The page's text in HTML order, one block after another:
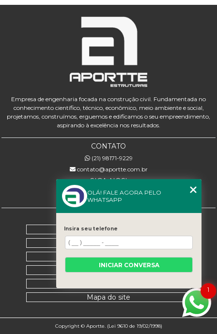
Empresa de engenharia focada na construção civil. Fundamentada no
conhecimento científico, técnico, econômico, meio ambiente e social,
projetamos, construímos, erguemos e edificamos o seu empreendimento,
aspirando à excelência nos resultados.
CONTATO
(21) 98171-9229
contato@aportte.com.br
SIGA-NOS!
Home
Sobre nós
Serviços
Contato
Mapa do site
Copyright © Aportte. (Lei 9610 de 19/02/1998)
1
OLÁ! FALE AGORA PELO
WHATSAPP
Insira seu telefone
INICIAR CONVERSA